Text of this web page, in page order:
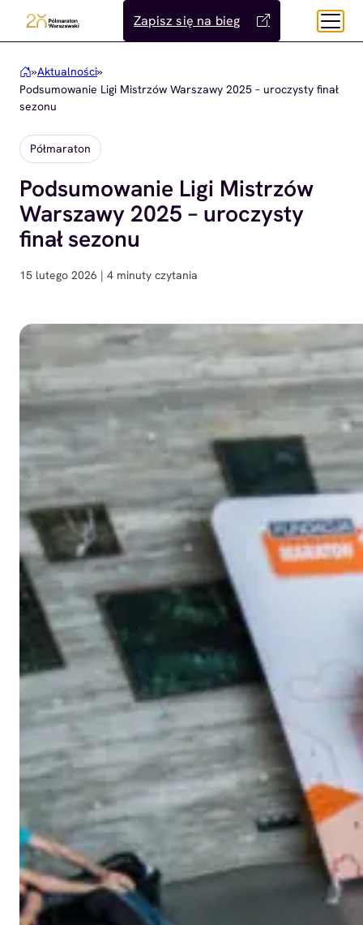
Zapisz się na bieg
»Aktualności»
Podsumowanie Ligi Mistrzów Warszawy 2025 – uroczysty finał
sezonu
Półmaraton
Podsumowanie Ligi Mistrzów
Warszawy 2025 – uroczysty
finał sezonu
15 lutego 2026 | 4 minuty czytania